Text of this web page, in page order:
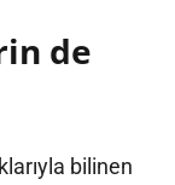
de
bilinen